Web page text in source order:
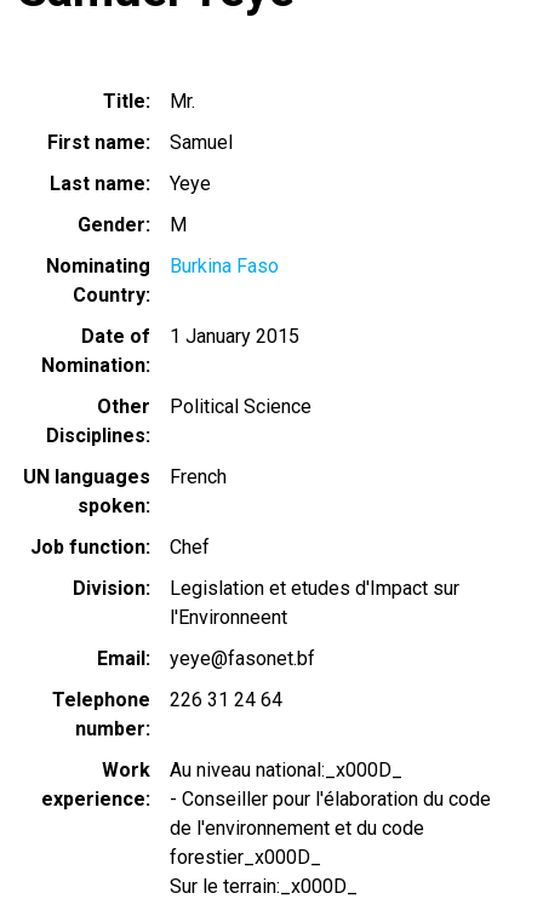
Title
Mr.
First name
Samuel
Last name
Yeye
Gender
M
Nominating
Country
Burkina Faso
Date of
Nomination
1 January 2015
Other
Disciplines
Political Science
UN languages
spoken
French
Job function
Chef
Division
Legislation et etudes d'Impact sur
l'Environneent
Email
yeye@fasonet.bf
Telephone
number
226 31 24 64
Work
experience
Au niveau national:_x000D_
- Conseiller pour l'élaboration du code
de l'environnement et du code
forestier_x000D_
Sur le terrain:_x000D_